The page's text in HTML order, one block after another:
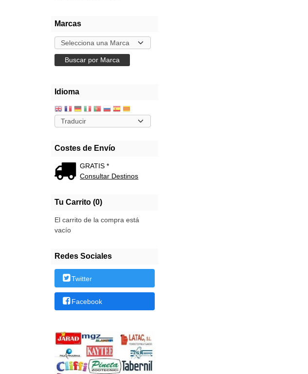
Marcas
Idioma
Costes de Envío
GRATIS *
Consultar Destinos
Tu Carrito (0)
El carrito de la compra está
vacío
Redes Sociales
Twitter
Facebook